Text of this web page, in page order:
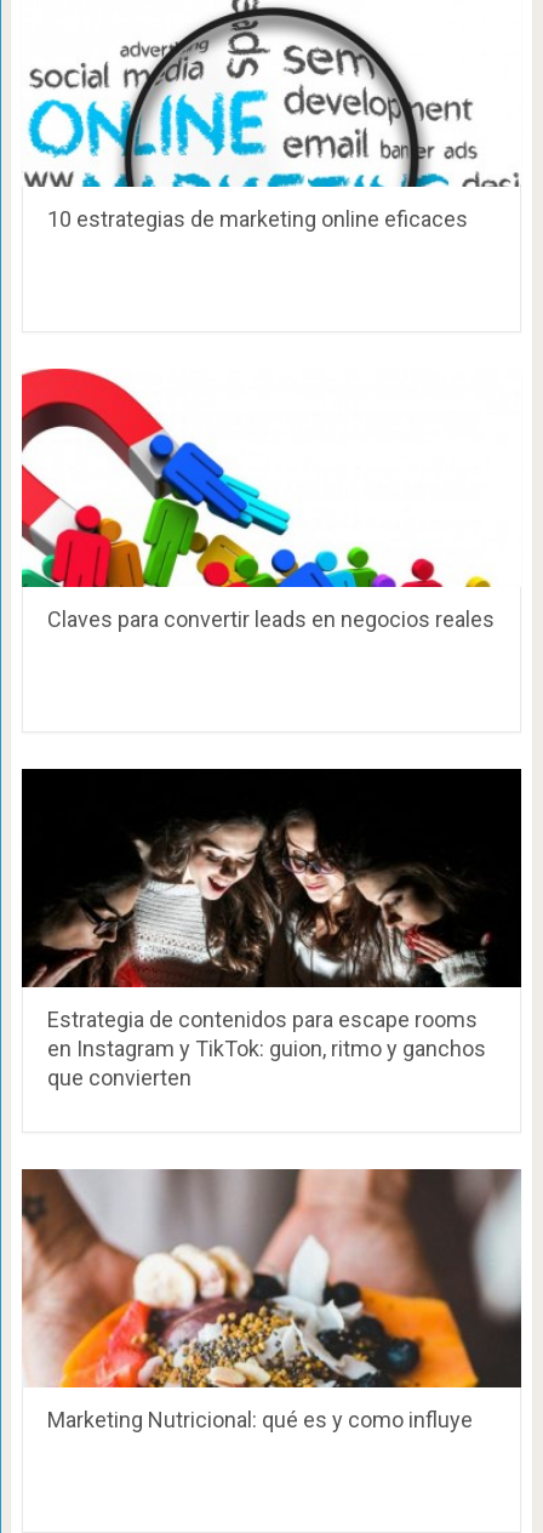
10 estrategias de marketing online eficaces
Claves para convertir leads en negocios reales
Estrategia de contenidos para escape rooms
en Instagram y TikTok: guion, ritmo y ganchos
que convierten
Marketing Nutricional: qué es y como influye